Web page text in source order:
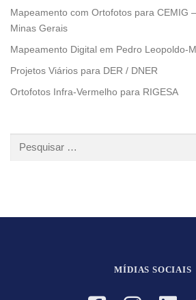
Mapeamento com Ortofotos para CEMIG
Minas Gerais
Mapeamento Digital em Pedro Leopoldo-
Projetos Viários para DER / DNER
Ortofotos Infra-Vermelho para RIGESA
por:
MÍDIAS SOCIAIS